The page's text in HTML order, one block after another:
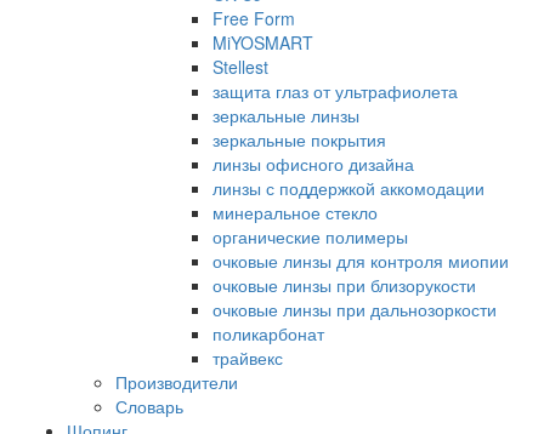
Free Form
MiYOSMART
Stellest
защита глаз от ультрафиолета
зеркальные линзы
зеркальные покрытия
линзы офисного дизайна
линзы с поддержкой аккомодации
минеральное стекло
органические полимеры
очковые линзы для контроля миопии
очковые линзы при близорукости
очковые линзы при дальнозоркости
поликарбонат
трайвекс
Производители
Словарь